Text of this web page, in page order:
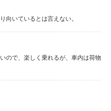
向いているとは言えない。
ので、楽しく乗れるが、車内は荷物